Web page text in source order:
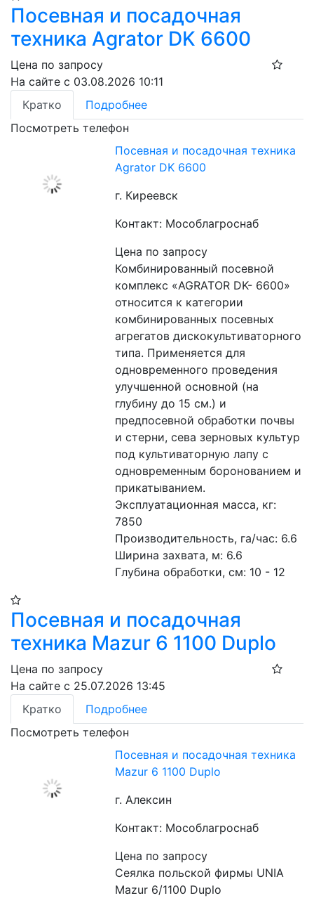
Посевная и посадочная
техника Agrator DK 6600
Цена по запросу
На сайте с 03.08.2026 10:11
Кратко
Подробнее
Посмотреть телефон
Посевная и посадочная техника
Agrator DK 6600
г. Киреевск
Контакт: Мособлагроснаб
Цена по запросу
Комбинированный посевной
комплекс «AGRATOR DK- 6600»
относится к категории
комбинированных посевных
агрегатов дискокультиваторного
типа. Применяется для
одновременного проведения
улучшенной основной (на
глубину до 15 см.) и
предпосевной обработки почвы
и стерни, сева зерновых культур
под культиваторную лапу с
одновременным боронованием и
прикатыванием.
Эксплуатационная масса, кг:
7850
Производительность, га/час: 6.6
Ширина захвата, м: 6.6
Глубина обработки, см: 10 - 12
Посевная и посадочная
техника Mazur 6 1100 Duplo
Цена по запросу
На сайте с 25.07.2026 13:45
Кратко
Подробнее
Посмотреть телефон
Посевная и посадочная техника
Mazur 6 1100 Duplo
г. Алексин
Контакт: Мособлагроснаб
Цена по запросу
Сеялка польской фирмы UNIA
Mazur 6/1100 Duplo